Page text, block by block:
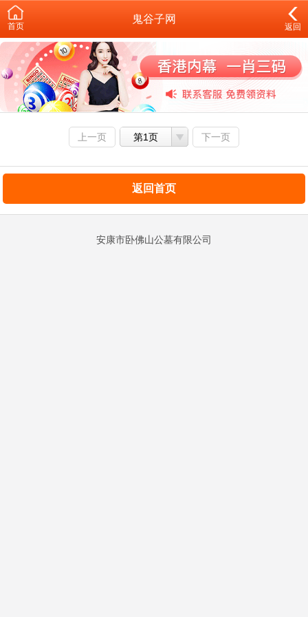
首页
鬼谷子网
返回
上一页 第1页 下一页
返回首页
安康市卧佛山公墓有限公司